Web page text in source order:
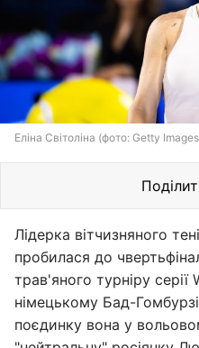
Еліна Світоліна (фото: Getty
Лідерка вітчизняного
пробилася до
трав'яного турніру
німецькому Бад-
поєдинку вона у